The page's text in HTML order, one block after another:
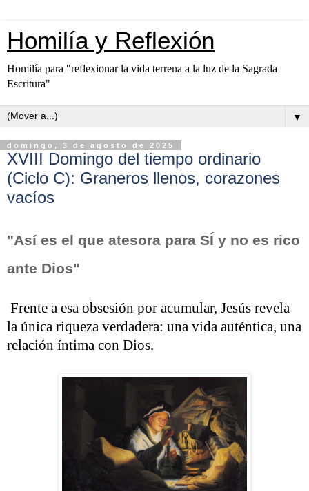
Homilía y Reflexión
Homilía para "reflexionar la vida terrena a la luz de la Sagrada
Escritura"
▼
domingo, 3 de agosto de 2025
XVIII Domingo del tiempo ordinario
(Ciclo C): Graneros llenos, corazones
vacíos
"Así es el que atesora para SÍ y no es rico
ante Dios"
Frente a esa obsesión por acumular, Jesús revela
la única riqueza verdadera: una vida auténtica, una
relación íntima con Dios.